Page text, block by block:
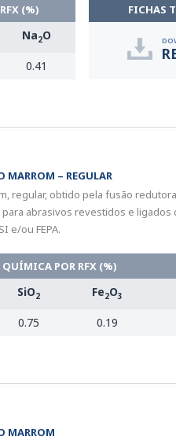
(%)
Na2O
0.41
FICHAS
– REGULAR
regular, obtido pela fusão
abrasivos revestidos e
e/ou FEPA.
POR RFX (%)
SiO2 Fe2O3
0.75 0.19
MARROM